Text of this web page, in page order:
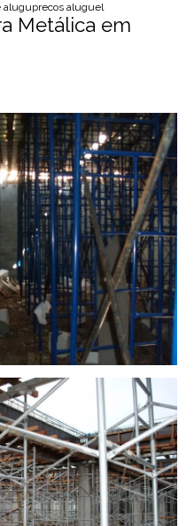
aluguel de escoras metalicas
precos aluguel escora metalica
Metálica em